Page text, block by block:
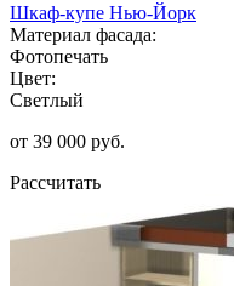
Шкаф-купе Нью-Йорк
Материал фасада:
Фотопечать
Цвет:
Светлый
от 39 000 руб.
Рассчитать